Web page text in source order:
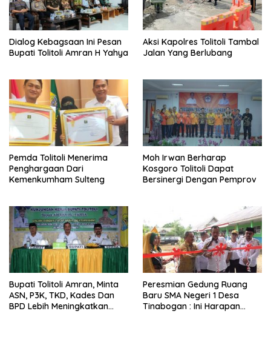
Dialog Kebagsaan Ini Pesan
Bupati Tolitoli Amran H Yahya
Aksi Kapolres Tolitoli Tambal
Jalan Yang Berlubang
Pemda Tolitoli Menerima
Penghargaan Dari
Kemenkumham Sulteng
Moh Irwan Berharap
Kosgoro Tolitoli Dapat
Bersinergi Dengan Pemprov
Bupati Tolitoli Amran, Minta
ASN, P3K, TKD, Kades Dan
BPD Lebih Meningkatkan
Peresmian Gedung Ruang
Baru SMA Negeri 1 Desa
Tinabogan : Ini Harapan